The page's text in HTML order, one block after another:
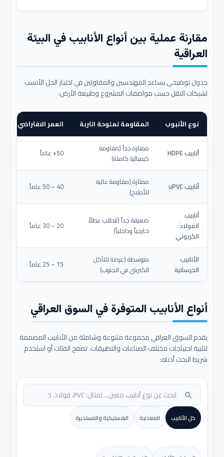
مقارنة عملية بين أنواع الأنابيب في البيئة
العراقية
جدول توضيحي يساعد المهندسين والمقاولين في اختيار الحل الأنسب
لشبكات النقل حسب مواصفات المشروع وطبيعة الأرض:
نوع الأنبوب المقاومة لملوحة التربة العمر الافتراضي
أنابيب HDPE
ممتازة جداً (مقاومة
كيميائية كاملة)
50+ عاماً
أنابيب uPVC
ممتازة (مقاومة عالية
للأملاح)
40 – 50 عاماً
أنابيب
الفولاذ
الكربوني
ضعيفة جداً (تتطلب عطلاً
خارجياً وداخلياً)
20 – 30 عاماً
الأنابيب
الخرسانية
متوسطة (عرضة للتآكل
الكبريتي في الجنوب)
15 – 25 عاماً
أنواع الأنابيب المتوفرة في السوق العراقي
يقدم السوق العراقي مجموعة متنوعة وشاملة من الأنابيب المصممة
لتلبية احتياجات مختلف الصناعات والتطبيقات. تصفح الفئات أو استخدم
شريط البحث أدناه:
search
كل الأنابيب المعدنية البلاستيكية والمستديرة